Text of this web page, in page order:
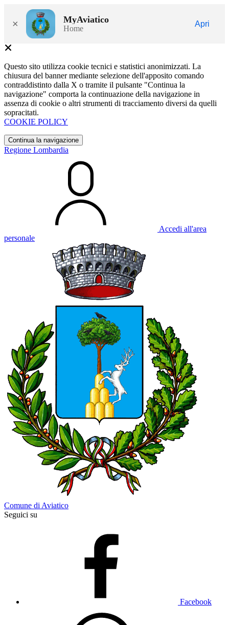
× MyAviatico
Home
Apri
Questo sito utilizza cookie tecnici e statistici anonimizzati. La
chiusura del banner mediante selezione dell'apposito comando
contraddistinto dalla X o tramite il pulsante "Continua la
navigazione" comporta la continuazione della navigazione in
assenza di cookie o altri strumenti di tracciamento diversi da quelli
sopracitati.
COOKIE POLICY
Continua la navigazione
Regione Lombardia
Accedi all'area
personale
Comune di Aviatico
Seguici su
Facebook